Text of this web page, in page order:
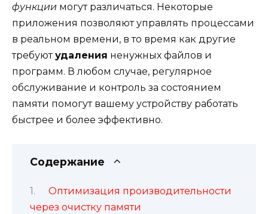
функции могут различаться. Некоторые
приложения позволяют управлять процессами
в реальном времени, в то время как другие
требуютудаления ненужных файлов и
программ. В любом случае, регулярное
обслуживание и контроль за состоянием
памяти помогут вашему устройству работать
быстрее и более эффективно.
Содержание
Оптимизация производительности
через очистку памяти